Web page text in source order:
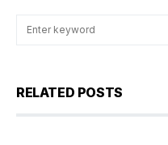
RELATED POSTS